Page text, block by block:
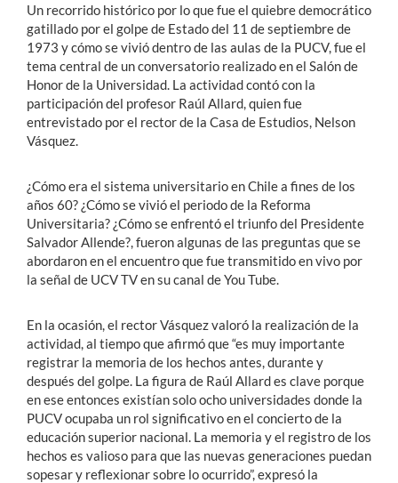
Un recorrido histórico por lo que fue el quiebre democrático
gatillado por el golpe de Estado del 11 de septiembre de
1973 y cómo se vivió dentro de las aulas de la PUCV, fue el
tema central de un conversatorio realizado en el Salón de
Honor de la Universidad. La actividad contó con la
participación del profesor Raúl Allard, quien fue
entrevistado por el rector de la Casa de Estudios, Nelson
Vásquez.
¿Cómo era el sistema universitario en Chile a fines de los
años 60? ¿Cómo se vivió el periodo de la Reforma
Universitaria? ¿Cómo se enfrentó el triunfo del Presidente
Salvador Allende?, fueron algunas de las preguntas que se
abordaron en el encuentro que fue transmitido en vivo por
la señal de UCV TV en su canal de You Tube.
En la ocasión, el rector Vásquez valoró la realización de la
actividad, al tiempo que afirmó que “es muy importante
registrar la memoria de los hechos antes, durante y
después del golpe. La figura de Raúl Allard es clave porque
en ese entonces existían solo ocho universidades donde la
PUCV ocupaba un rol significativo en el concierto de la
educación superior nacional. La memoria y el registro de los
hechos es valioso para que las nuevas generaciones puedan
sopesar y reflexionar sobre lo ocurrido”, expresó la